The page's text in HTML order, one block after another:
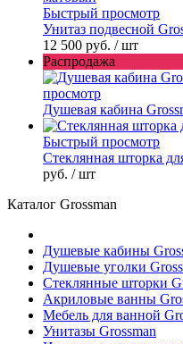
Быстрый просмотр
Унитаз подвесной
12 500 руб. / шт
Распродажа
просмотр
Душевая кабина
Быстрый просмотр
Стеклянная шторка
руб. / шт
Каталог Grossman
Душевые кабины
Душевые уголки
Стеклянные шторки
Акриловые ванны
Мебель для ванной
Унитазы Grossman